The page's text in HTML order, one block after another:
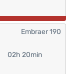
02h 20min
Embraer 190